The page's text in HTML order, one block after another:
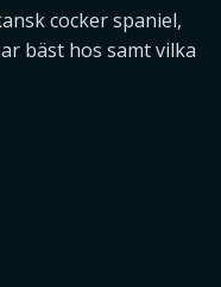
cocker spaniel,
bäst hos samt vilka